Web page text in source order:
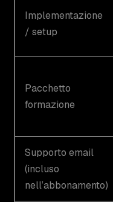
Implementazione
/ setup
Pacchetto
formazione
Supporto email
(incluso
nell’abbonamento)